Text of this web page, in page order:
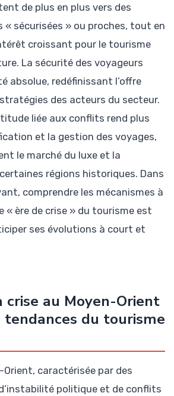
de plus en plus vers des
sécurisées » ou proches, tout en
croissant pour le tourisme
La sécurité des voyageurs
absolue, redéfinissant l’offre
des acteurs du secteur.
liée aux conflits rend plus
et la gestion des voyages,
le marché du luxe et la
régions historiques. Dans
comprendre les mécanismes à
« ère de crise » du tourisme est
ses évolutions à court et
crise au Moyen-Orient
du tourisme
Orient, caractérisée par des
politique et de conflits